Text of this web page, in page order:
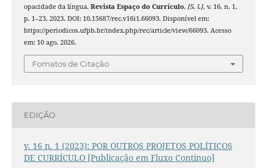
opacidade da língua. Revista Espaço do Currículo, [S. l.], v. 16, n. 1,
p. 1–23, 2023. DOI: 10.15687/rec.v16i1.66093. Disponível em:
https://periodicos.ufpb.br/index.php/rec/article/view/66093. Acesso
em: 10 ago. 2026.
Fomatos de Citação
EDIÇÃO
v. 16 n. 1 (2023): POR OUTROS PROJETOS POLÍTICOS
DE CURRÍCULO [Publicação em Fluxo Contínuo]